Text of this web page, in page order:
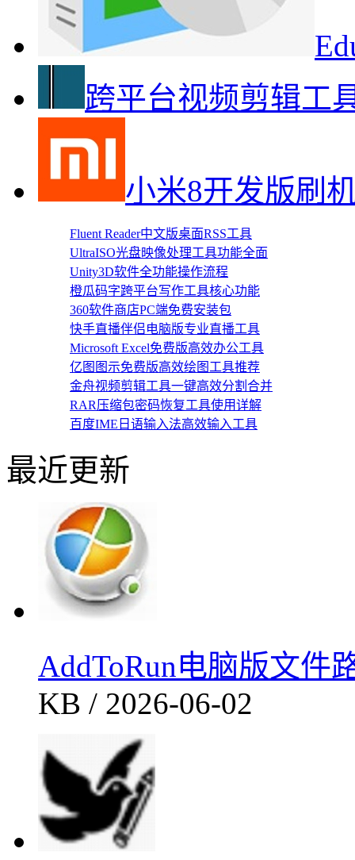
跨平台视频剪辑工
小米8开发版刷
Fluent Reader中文版桌面RSS工具
UltraISO光盘映像处理工具功能全面
Unity3D软件全功能操作流程
橙瓜码字跨平台写作工具核心功能
360软件商店PC端免费安装包
快手直播伴侣电脑版专业直播工具
Microsoft Excel免费版高效办公工具
亿图图示免费版高效绘图工具推荐
金舟视频剪辑工具一键高效分割合并
RAR压缩包密码恢复工具使用详解
百度IME日语输入法高效输入工具
最近更新
AddToRun电脑版文件
KB / 2026-06-02